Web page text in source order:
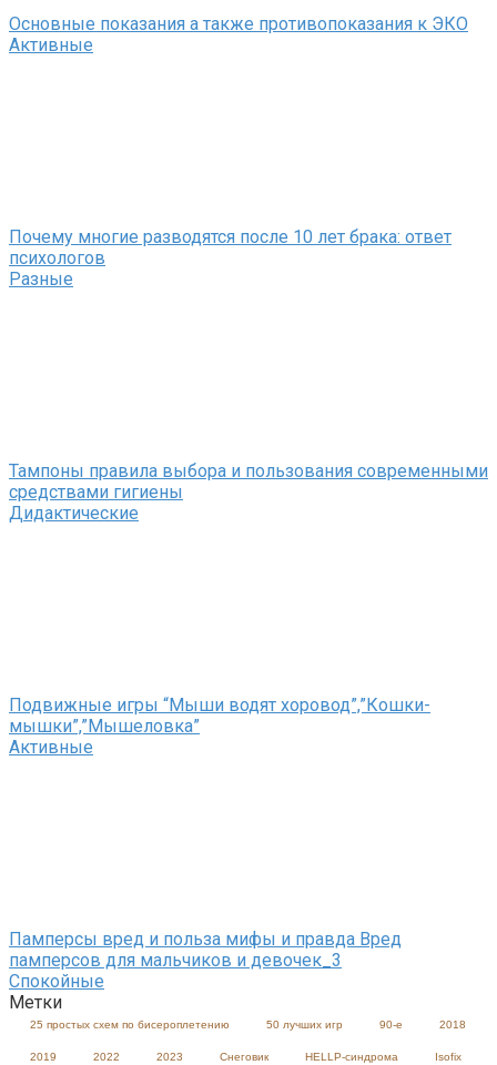
Основные показания а также противопоказания к ЭКО
Активные
Почему многие разводятся после 10 лет брака: ответ
психологов
Разные
Тампоны правила выбора и пользования современными
средствами гигиены
Дидактические
Подвижные игры “Мыши водят хоровод”,”Кошки-
мышки”,”Мышеловка”
Активные
Памперсы вред и польза мифы и правда Вред
памперсов для мальчиков и девочек_3
Спокойные
Метки
25 простых схем по бисероплетению 50 лучших игр 90-е 2018
2019 2022 2023 Cнеговик HELLP-синдрома Isofix